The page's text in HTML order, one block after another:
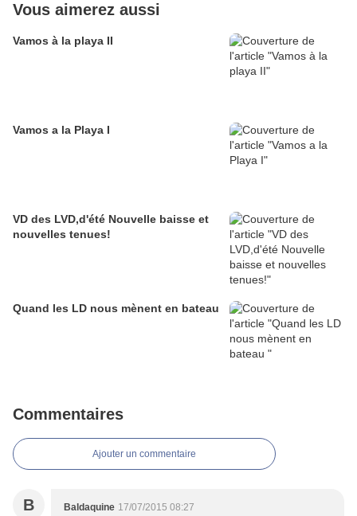
Vous aimerez aussi
Vamos à la playa II
Vamos a la Playa I
VD des LVD,d'été Nouvelle baisse et
nouvelles tenues!
Quand les LD nous mènent en bateau
Commentaires
Ajouter un commentaire
B Baldaquine 17/07/2015 08:27